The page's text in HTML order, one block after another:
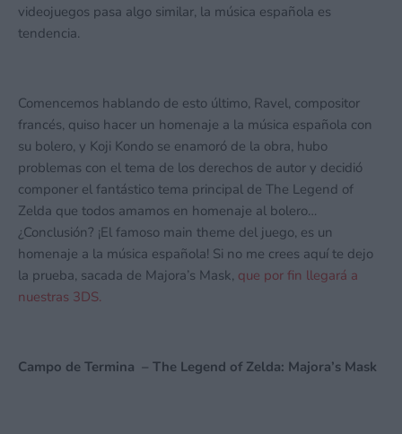
videojuegos pasa algo similar, la música española es
tendencia.
Comencemos hablando de esto último, Ravel, compositor
francés, quiso hacer un homenaje a la música española con
su bolero, y Koji Kondo se enamoró de la obra, hubo
problemas con el tema de los derechos de autor y decidió
componer el fantástico tema principal de The Legend of
Zelda que todos amamos en homenaje al bolero…
¿Conclusión? ¡El famoso main theme del juego, es un
homenaje a la música española! Si no me crees aquí te dejo
la prueba, sacada de Majora’s Mask, que por fin llegará a
nuestras 3DS.
Campo de Termina – The Legend of Zelda: Majora’s Mask